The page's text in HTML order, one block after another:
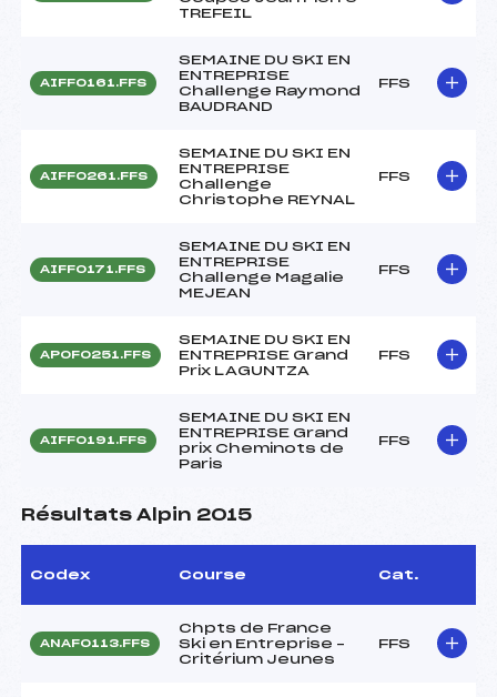
TREFEIL
AIFF0161.FFS
SEMAINE DU SKI EN
ENTREPRISE
Challenge Raymond
BAUDRAND
FFS
AIFF0261.FFS
SEMAINE DU SKI EN
ENTREPRISE
Challenge
Christophe REYNAL
FFS
AIFF0171.FFS
SEMAINE DU SKI EN
ENTREPRISE
Challenge Magalie
MEJEAN
FFS
APOF0251.FFS
SEMAINE DU SKI EN
ENTREPRISE Grand
Prix LAGUNTZA
FFS
AIFF0191.FFS
SEMAINE DU SKI EN
ENTREPRISE Grand
prix Cheminots de
Paris
FFS
Résultats Alpin 2015
Codex Course Cat.
ANAF0113.FFS
Chpts de France
Ski en Entreprise –
Critérium Jeunes
FFS